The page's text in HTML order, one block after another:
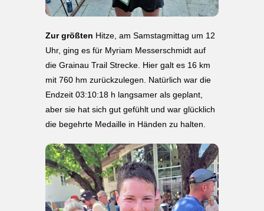
Zur größten Hitze, am Samstagmittag um 12
Uhr, ging es für Myriam Messerschmidt auf
die Grainau Trail Strecke. Hier galt es 16 km
mit 760 hm zurückzulegen. Natürlich war die
Endzeit 03:10:18 h langsamer als geplant,
aber sie hat sich gut gefühlt und war glücklich
die begehrte Medaille in Händen zu halten.